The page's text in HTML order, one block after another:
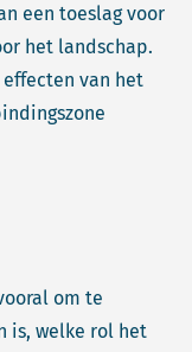
een toeslag voor
het landschap.
van het
om te
is, welke rol het